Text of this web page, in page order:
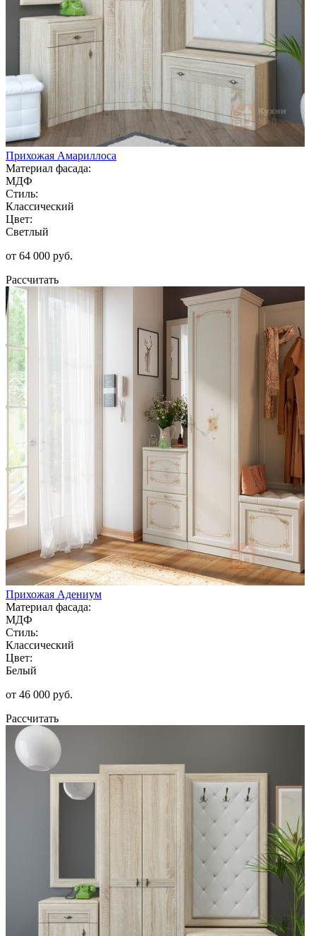
Прихожая Амариллоса
Материал фасада:
МДФ
Стиль:
Классический
Цвет:
Светлый
от 64 000 руб.
Рассчитать
Прихожая Адениум
Материал фасада:
МДФ
Стиль:
Классический
Цвет:
Белый
от 46 000 руб.
Рассчитать